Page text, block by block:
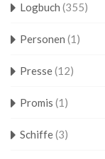
Logbuch (355)
Personen (1)
Presse(12)
Promis (1)
Schiffe(3)